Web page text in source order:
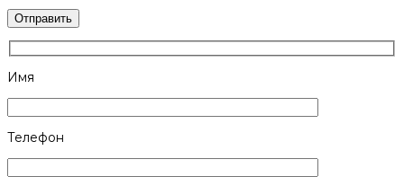
Имя
Телефон